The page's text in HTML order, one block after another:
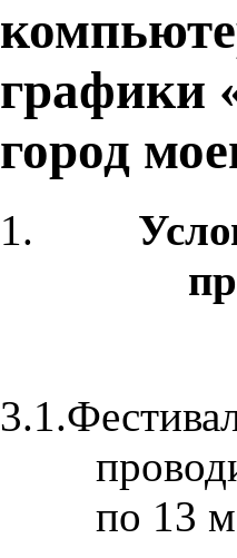
графики
город
по 13